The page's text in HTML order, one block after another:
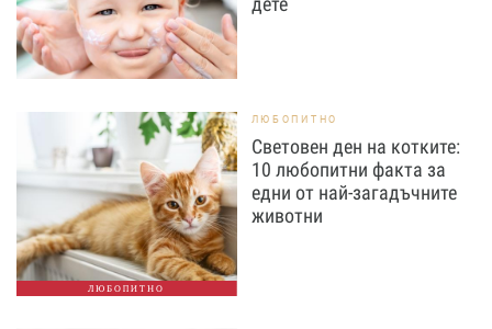
ЛЮБОПИТНО
ЛЮБОПИТНО
Световен ден на котките:
10 любопитни факта за
едни от най-загадъчните
животни